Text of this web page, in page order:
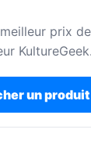
prix
KultureGeek.
un produit